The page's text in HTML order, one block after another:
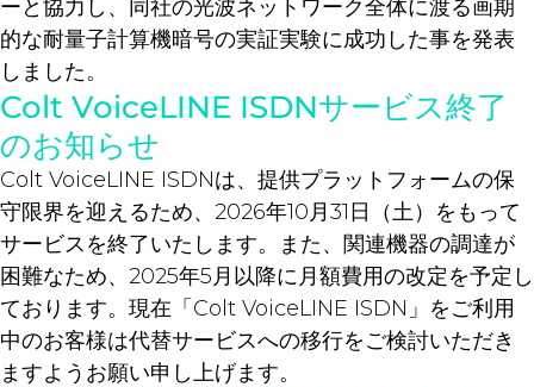
ーと協力し、同社の光波ネットワーク全体に渡る画期
的な耐量子計算機暗号の実証実験に成功した事を発表
しました。
Colt VoiceLINE ISDNサービス終了
のお知らせ
Colt VoiceLINE ISDNは、提供プラットフォームの保
守限界を迎えるため、2026年10月31日（土）をもって
サービスを終了いたします。また、関連機器の調達が
困難なため、2025年5月以降に月額費用の改定を予定し
ております。現在「Colt VoiceLINE ISDN」をご利用
中のお客様は代替サービスへの移行をご検討いただき
ますようお願い申し上げます。